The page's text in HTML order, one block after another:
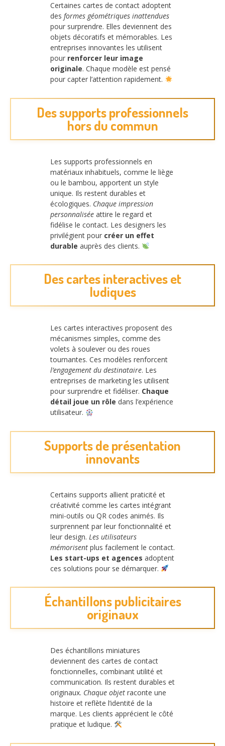
Certaines cartes de contact adoptent
des formes géométriques inattendues
pour surprendre. Elles deviennent des
objets décoratifs et mémorables. Les
entreprises innovantes les utilisent
pour renforcer leur image
originale. Chaque modèle est pensé
pour capter l’attention rapidement.
Des supports professionnels
hors du commun
Les supports professionnels en
matériaux inhabituels, comme le liège
ou le bambou, apportent un style
unique. Ils restent durables et
écologiques. Chaque impression
personnalisée attire le regard et
fidélise le contact. Les designers les
privilégient pour créer un effet
durable auprès des clients.
Des cartes interactives et
ludiques
Les cartes interactives proposent des
mécanismes simples, comme des
volets à soulever ou des roues
tournantes. Ces modèles renforcent
l’engagement du destinataire. Les
entreprises de marketing les utilisent
pour surprendre et fidéliser. Chaque
détail joue un rôle dans l’expérience
utilisateur.
Supports de présentation
innovants
Certains supports allient praticité et
créativité comme les cartes intégrant
mini-outils ou QR codes animés. Ils
surprennent par leur fonctionnalité et
leur design. Les utilisateurs
mémorisent plus facilement le contact.
Les start-ups et agences adoptent
ces solutions pour se démarquer.
Échantillons publicitaires
originaux
Des échantillons miniatures
deviennent des cartes de contact
fonctionnelles, combinant utilité et
communication. Ils restent durables et
originaux. Chaque objet raconte une
histoire et reflète l’identité de la
marque. Les clients apprécient le côté
pratique et ludique.